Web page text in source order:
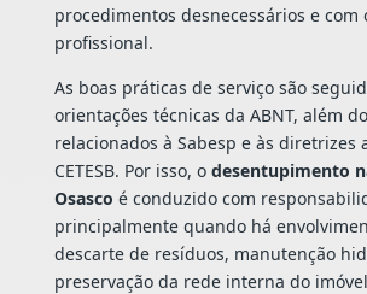
procedimentos desnecessários e com
profissional.
As boas práticas de serviço são
orientações técnicas da ABNT, além
relacionados à Sabesp e às diretrizes
CETESB. Por isso, o desentupimento
Osasco é conduzido com
principalmente quando há
descarte de resíduos, manutenção
preservação da rede interna do